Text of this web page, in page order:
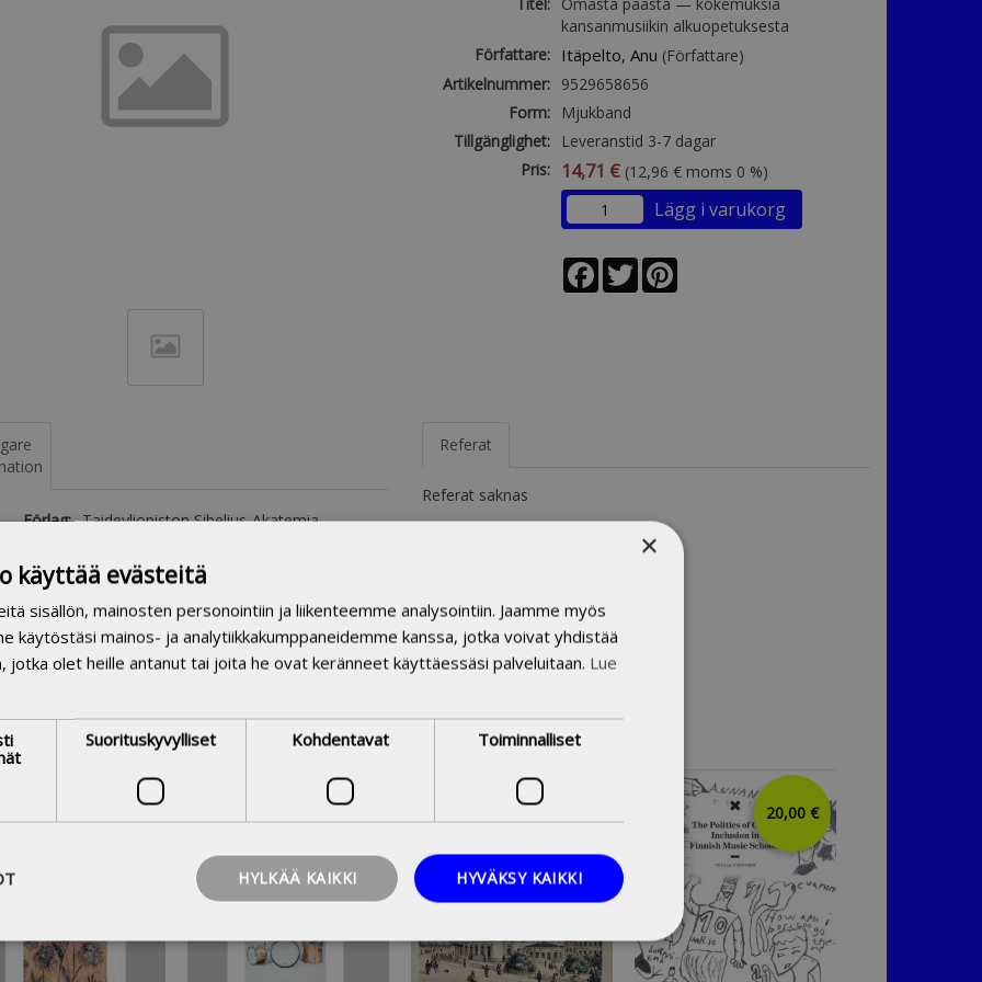
kansanmusiikin alkuopetuksesta
Författare: Itäpelto, Anu (Författare)
Artikelnummer: 9529658656
Form:
Mjukband
Tillgänglighet:
Leveranstid 3-7 dagar
Pris:
14,71 € (12,96 € moms 0 %)
Lägg i varukorg
Facebook
Twitter
Förlag: Taideyliopiston Sibelius-Akatemia
osaston oppimateriaalituotantoa.o
Upplaga:
Språk: finska
sidor: 50
78.4 Traditionell musik. Folkmusik
Referat
Referat saknas
20,00 € 20,00 € 20,00 €
×
käyttää evästeitä
sisällön, mainosten personointiin ja liikenteemme analysointiin. Jaamme myös
käytöstäsi mainos- ja analytiikkakumppaneidemme kanssa, jotka voivat yhdistää
jotka olet heille antanut tai joita he ovat keränneet käyttäessäsi palveluitaan. Lue
Suorituskyvylliset Kohdentavat Toiminnalliset
HYVÄKSY KAIKKI
HYLKÄÄ KAIKKI